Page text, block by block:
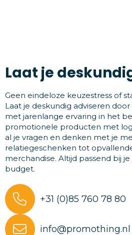
Laat je
Geen eindeloze keuzestress of
Laat je deskundig adviseren
met jarenlange ervaring in het
promotionele producten met
al je vragen en denken met je
relatiegeschenken tot
merchandise. Altijd passend bij
budget.
+31 (0)85 760 78 80
info@promothing.nl